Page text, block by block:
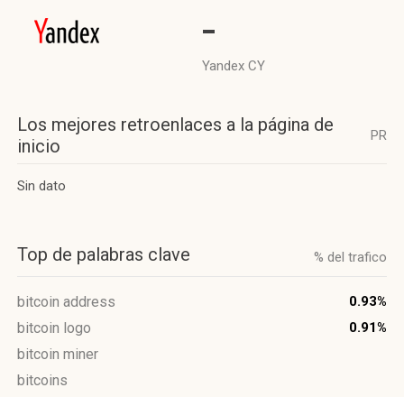
-
Yandex CY
Los mejores retroenlaces a la página de
inicio
PR
Sin dato
Top de palabras clave % del trafico
bitcoin address 0.93%
bitcoin logo 0.91%
bitcoin miner
bitcoins